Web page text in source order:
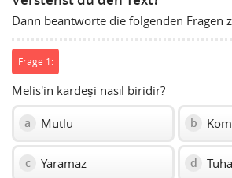
Dann beantworte die folgenden Fragen
Frage 1:
Melis'in kardeşi nasıl biridir?
a Mutlu b
c Yaramaz d